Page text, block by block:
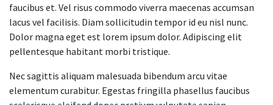
faucibus et. Vel risus commodo viverra maecenas accumsan
lacus vel facilisis. Diam sollicitudin tempor id eu nisl nunc.
Dolor magna eget est lorem ipsum dolor. Adipiscing elit
pellentesque habitant morbi tristique.
Nec sagittis aliquam malesuada bibendum arcu vitae
elementum curabitur. Egestas fringilla phasellus faucibus